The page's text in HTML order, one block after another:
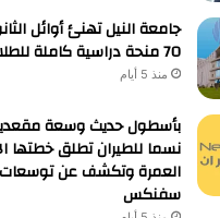
جامعة النيل تهنئ أوائل
70 منحة دراسية كاملة للطلاب المتفوقين
منذ 5 أيام
بأسطول حديث وسعة
نسما للطيران تطلق
العمرة وتكشف عن
سفنكس